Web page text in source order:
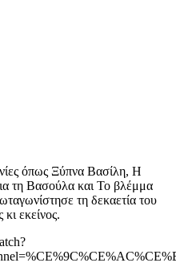
όπως Ξύπνα Βασίλη, Η
τη Βασούλα και Το βλέμμα
τη δεκαετία του
εκείνος.